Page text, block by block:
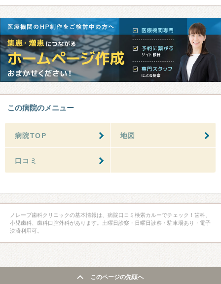
この病院のメニュー
病院TOP 地図
口コミ
ノレーブ歯科クリニックの基本情報は、病院口コミ検索カルーでチェック！歯科、
小児歯科、歯科口腔外科があります。土曜日診察・日曜日診察・駐車場あり・電子
決済利用可。
このページの先頭へ